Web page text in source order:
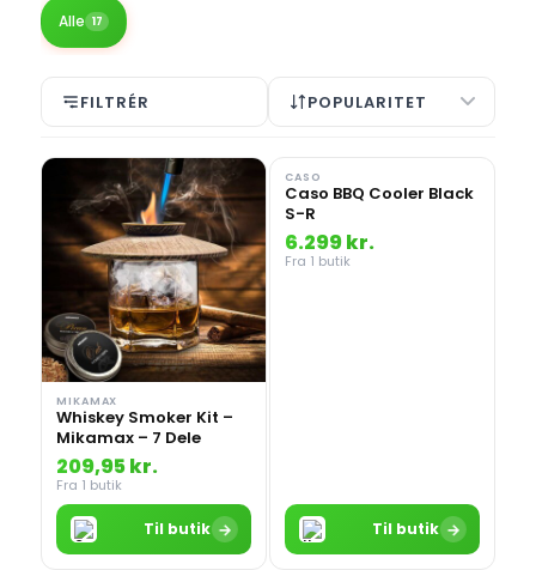
Alle 17
FILTRÉR POPULARITET
MIKAMAX
Whiskey Smoker Kit –
Mikamax – 7 Dele
209,95 kr.
Fra 1 butik
Til butik →
CASO
Caso BBQ Cooler Black
S-R
6.299 kr.
Fra 1 butik
Til butik →